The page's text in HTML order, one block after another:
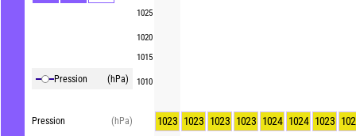
Pression (hPa)
Pression
(hPa)
1025
1020
1015
1010
1023 1023 1023 1023 1024 1024 1023